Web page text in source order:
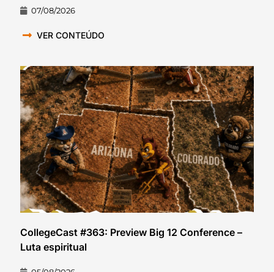
07/08/2026
VER CONTEÚDO
CollegeCast #363: Preview Big 12 Conference –
Luta espiritual